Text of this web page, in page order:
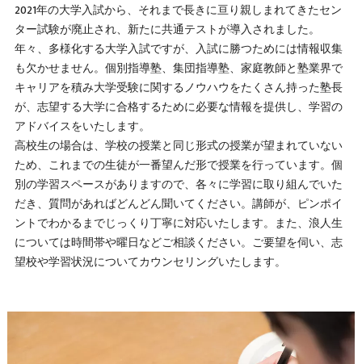
2021年の大学入試から、それまで長きに亘り親しまれてきたセン
ター試験が廃止され、新たに共通テストが導入されました。
年々、多様化する大学入試ですが、入試に勝つためには情報収集
も欠かせません。個別指導塾、集団指導塾、家庭教師と塾業界で
キャリアを積み大学受験に関するノウハウをたくさん持った塾長
が、志望する大学に合格するために必要な情報を提供し、学習の
アドバイスをいたします。
高校生の場合は、学校の授業と同じ形式の授業が望まれていない
ため、これまでの生徒が一番望んだ形で授業を行っています。個
別の学習スペースがありますので、各々に学習に取り組んでいた
だき、質問があればどんどん聞いてください。講師が、ピンポイ
ントでわかるまでじっくり丁寧に対応いたします。また、浪人生
については時間帯や曜日などご相談ください。ご要望を伺い、志
望校や学習状況についてカウンセリングいたします。